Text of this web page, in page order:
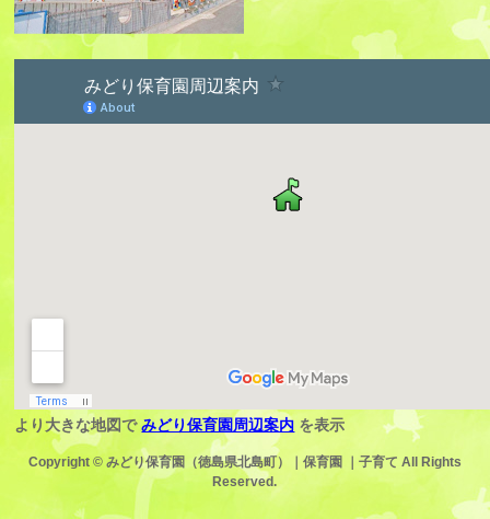
より大きな地図でみどり保育園周辺案内 を表示
Copyright © みどり保育園（徳島県北島町）｜保育園 ｜子育て All Rights
Reserved.